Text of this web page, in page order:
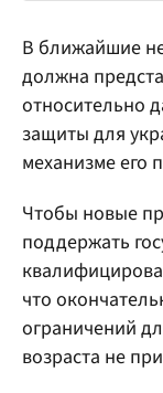
В ближайшие
должна
относительно
защиты для
механизме его
Чтобы новые
поддержать
что
ограничений
возраста не